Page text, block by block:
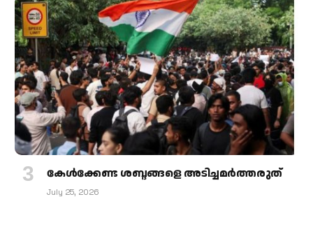
കേള്‍ക്കേണ്ട ശബ്ദങ്ങളെ അടിച്ചമര്‍ത്തരുത്
July 25, 2026